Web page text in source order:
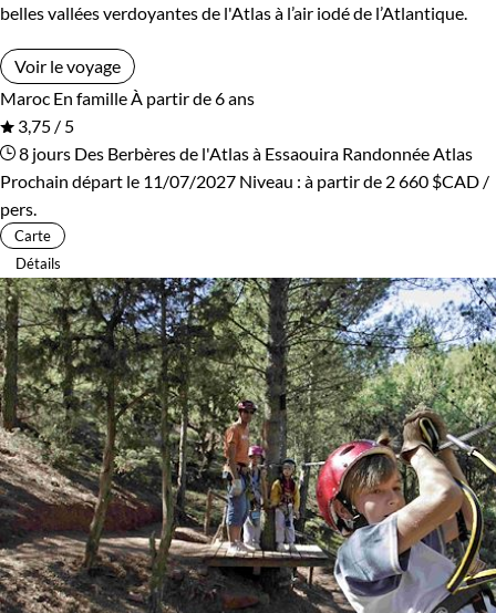
belles vallées verdoyantes de l'Atlas à l’air iodé de l’Atlantique.
Voir le voyage
Maroc En famille À partir de 6 ans
3,75 / 5
8 jours Des Berbères de l'Atlas à Essaouira Randonnée Atlas
Prochain départ le 11/07/2027 Niveau : à partir de 2 660 $CAD /
pers.
Carte
Détails